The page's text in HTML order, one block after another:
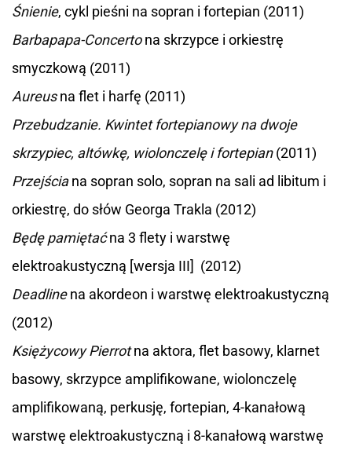
Śnienie, cykl pieśni na sopran i fortepian (2011)
Barbapapa-Concertona skrzypce i orkiestrę
smyczkową (2011)
Aureusna flet i harfę (2011)
Przebudzanie. Kwintet fortepianowy na dwoje
skrzypiec, altówkę, wiolonczelę i fortepian(2011)
Przejściana sopran solo, sopran na sali ad libitum i
orkiestrę, do słów Georga Trakla (2012)
Będę pamiętaćna 3 flety i warstwę
elektroakustyczną [wersja III] (2012)
Deadlinena akordeon i warstwę elektroakustyczną
(2012)
Księżycowy Pierrotna aktora, flet basowy, klarnet
basowy, skrzypce amplifikowane, wiolonczelę
amplifikowaną, perkusję, fortepian, 4-kanałową
warstwę elektroakustyczną i 8-kanałową warstwę